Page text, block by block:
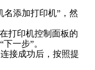
名添加打印机”，然
打印机控制面板的
一步”。
接成功后，按照提